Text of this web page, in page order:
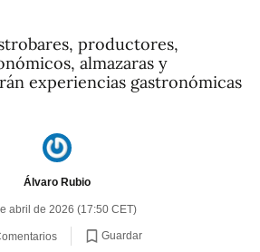
productores,
almazaras y
experiencias gastronómicas
Álvaro Rubio
abril de 2026 (17:50 CET)
Guardar